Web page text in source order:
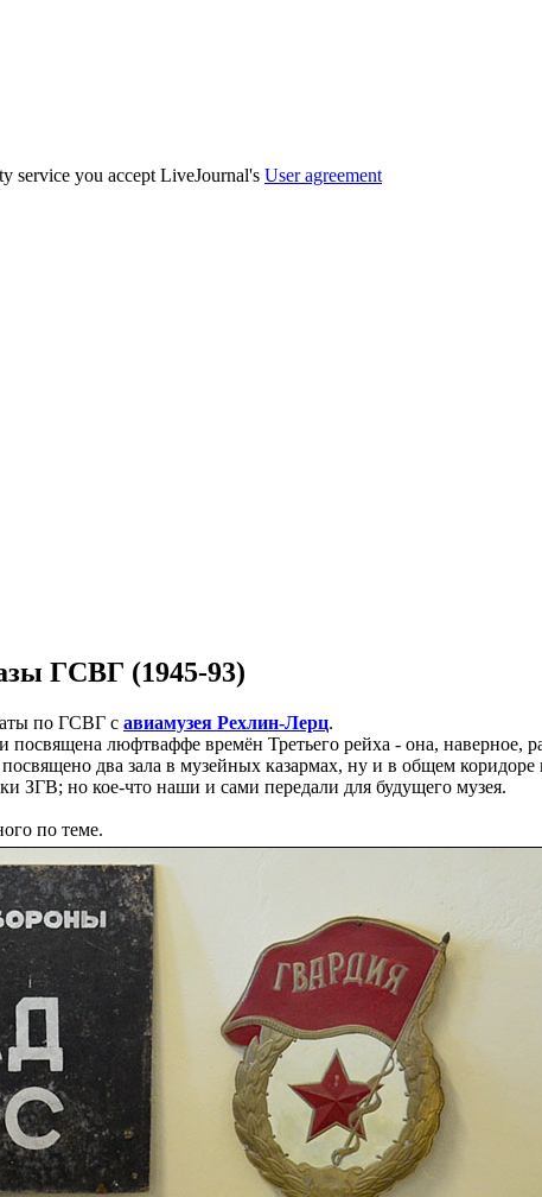
service you accept LiveJournal's User agreement
ГСВГ (1945-93)
по ГСВГ с авиамузея Рехлин-Лерц.
посвящена люфтваффе времён Третьего рейха - она,
два зала в музейных казармах, ну и в общем
ЗГВ; но кое-что наши и сами передали для будущего музея.
по теме.